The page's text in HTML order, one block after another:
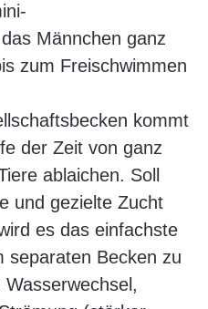
Männchen ganz
zum Freischwimmen
kommt
der Zeit von ganz
ablaichen. Soll
und gezielte Zucht
es das einfachste
separaten Becken zu